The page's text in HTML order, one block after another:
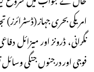
امریکی بحری جہاز
نگرانی، ڈرونز اور میزائل
فوجی اور درجنوں جنگی